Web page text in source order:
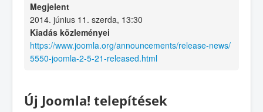
Megjelent
2014. június 11. szerda, 13:30
Kiadás közleményei
https://www.joomla.org/announcements/release-news/
5550-joomla-2-5-21-released.html
Új Joomla! telepítések